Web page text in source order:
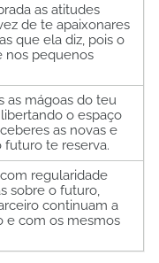
as atitudes
de te apaixonares
que ela diz, pois o
nos pequenos
as mágoas do teu
o espaço
as novas e
futuro te reserva.
regularidade
sobre o futuro,
continuam a
e com os mesmos